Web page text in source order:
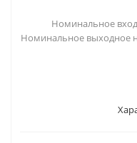
Номинальное
Номинальное выходное